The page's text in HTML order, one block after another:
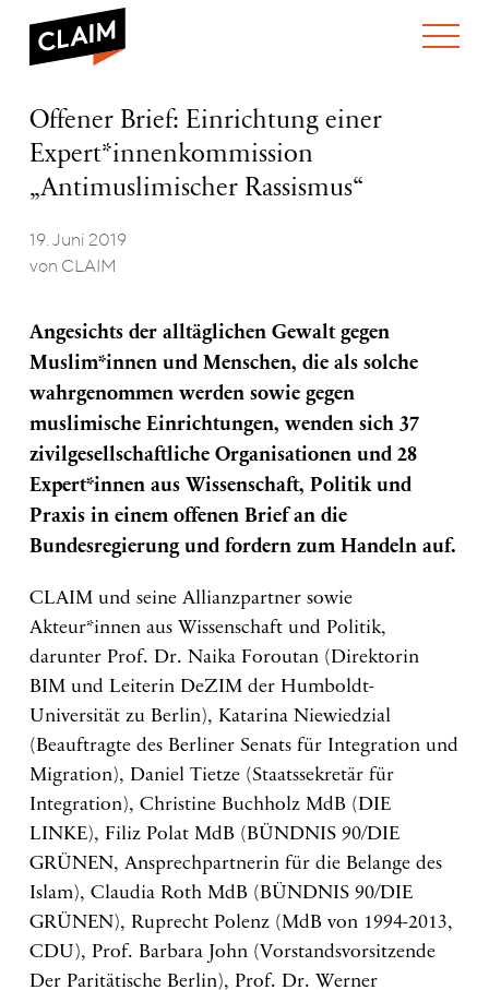
WER WIR SIND
WIE WIR ARBEITEN
WAS WIR TUN
Offener
Einrichtung
Expert*innenkommission
Rassismus“
Offener Brief: Einrichtung einer
Expert*innenkommission
„Antimuslimischer Rassismus“
19. Juni 2019
von CLAIM
Angesichts der alltäglichen Gewalt gegen
Muslim*innen und Menschen, die als solche
wahrgenommen werden sowie gegen
muslimische Einrichtungen, wenden sich 37
zivilgesellschaftliche Organisationen und 28
Expert*innen aus Wissenschaft, Politik und
Praxis in einem offenen Brief an die
Bundesregierung und fordern zum Handeln auf.
CLAIM und seine Allianzpartner sowie
Akteur*innen aus Wissenschaft und Politik,
darunter Prof. Dr. Naika Foroutan (Direktorin
BIM und Leiterin DeZIM der Humboldt-
Universität zu Berlin), Katarina Niewiedzial
(Beauftragte des Berliner Senats für Integration und
Migration), Daniel Tietze (Staatssekretär für
Integration), Christine Buchholz MdB (DIE
LINKE), Filiz Polat MdB (BÜNDNIS 90/DIE
GRÜNEN, Ansprechpartnerin für die Belange des
Islam), Claudia Roth MdB (BÜNDNIS 90/DIE
GRÜNEN), Ruprecht Polenz (MdB von 1994-2013,
CDU), Prof. Barbara John (Vorstandsvorsitzende
Der Paritätische Berlin), Prof. Dr. Werner